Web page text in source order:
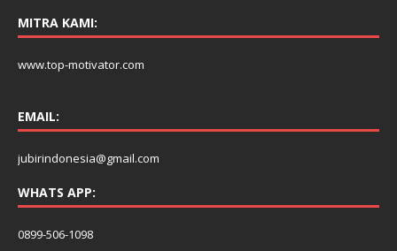
MITRA KAMI:
www.top-motivator.com
EMAIL:
jubirindonesia@gmail.com
WHATS APP:
0899-506-1098